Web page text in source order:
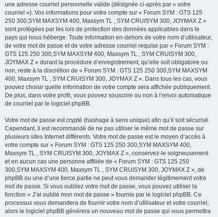
une adresse courriel personnelle valide (désignée ci-après par « votre
courriel »). Vos informations pour votre compte sur « Forum SYM : GTS 125
250 300,SYM MAXSYM 400, Maxsym TL , SYM CRUISYM 300, JOYMAX Z »
sont protégées par les lois de protection des données applicables dans le
pays qui nous héberge. Toute information en-dehors de votre nom d’utilisateur,
de votre mot de passe et de votre adresse courriel requise par « Forum SYM :
GTS 125 250 300,SYM MAXSYM 400, Maxsym TL , SYM CRUISYM 300,
JOYMAX Z » durant la procédure d’enregistrement, qu’elle soit obligatoire ou
non, reste à la discrétion de « Forum SYM : GTS 125 250 300,SYM MAXSYM
400, Maxsym TL , SYM CRUISYM 300, JOYMAX Z ». Dans tous les cas, vous
pouvez choisir quelle information de votre compte sera affichée publiquement.
De plus, dans votre profil, vous pouvez souscrire ou non à l’envoi automatique
de courriel par le logiciel phpBB.
Votre mot de passe est crypté (hashage à sens unique) afin qu’il soit sécurisé.
Cependant, il est recommandé de ne pas utiliser le même mot de passe sur
plusieurs sites Internet différents. Votre mot de passe est le moyen d’accès à
votre compte sur « Forum SYM : GTS 125 250 300,SYM MAXSYM 400,
Maxsym TL , SYM CRUISYM 300, JOYMAX Z », conservez-le soigneusement
et en aucun cas une personne affiliée de « Forum SYM : GTS 125 250
300,SYM MAXSYM 400, Maxsym TL , SYM CRUISYM 300, JOYMAX Z », de
phpBB ou une d’une tierce partie ne peut vous demander légitimement votre
mot de passe. Si vous oubliez votre mot de passe, vous pouvez utiliser la
fonction « J’ai oublié mon mot de passe » fournie par le logiciel phpBB. Ce
processus vous demandera de fournir votre nom d’utilisateur et votre courriel,
alors le logiciel phpBB générera un nouveau mot de passe qui vous permettra